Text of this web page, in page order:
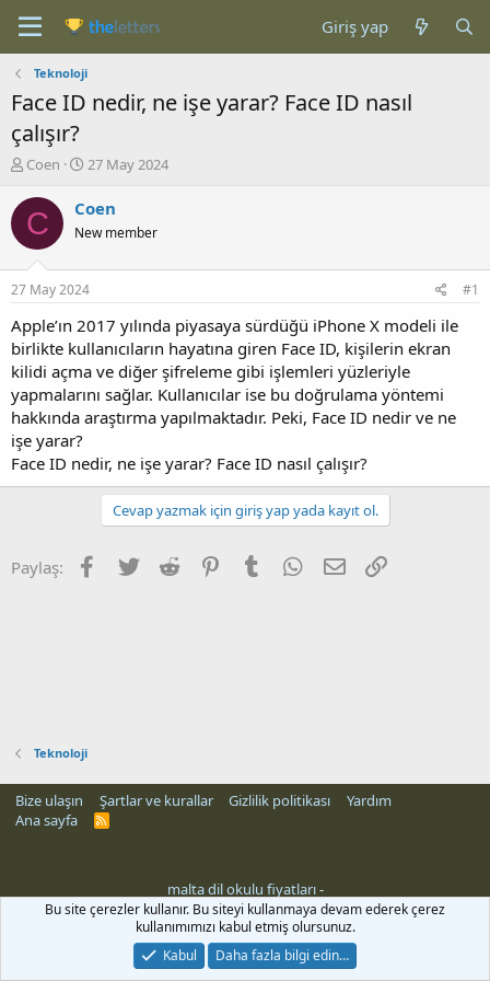
Giriş yap
Teknoloji
Face ID nedir, ne işe yarar? Face ID nasıl
çalışır?
K
n
b
u
u
b
a
l
a
t
a
n
Coen
B
ş
a
g
ı
ç
t
a
r
i
h
27 May 2024
C Coen
New member
27 May 2024 #1
Apple’ın 2017 yılında piyasaya sürdüğü iPhone X modeli ile
birlikte kullanıcıların hayatına giren Face ID, kişilerin ekran
kilidi açma ve diğer şifreleme gibi işlemleri yüzleriyle
yapmalarını sağlar. Kullanıcılar ise bu doğrulama yöntemi
hakkında araştırma yapılmaktadır. Peki, Face ID nedir ve ne
işe yarar?
Face ID nedir, ne işe yarar? Face ID nasıl çalışır?
Cevap yazmak için giriş yap yada kayıt ol.
Paylaş: Facebook
Twitter Reddit PinterestTumblr WhatsApp
E-posta
Teknoloji
Bize ulaşın Şartlar ve kurallar Gizlilik politikası
Yardım
Ana sayfa
R
malta dil okulu fiyatları-
Bu site çerezler kullanır. Bu siteyi kullanmaya devam ederek çerez
kullanımımızı kabul etmiş olursunuz.
Kabul
Daha fazla bilgi edin…